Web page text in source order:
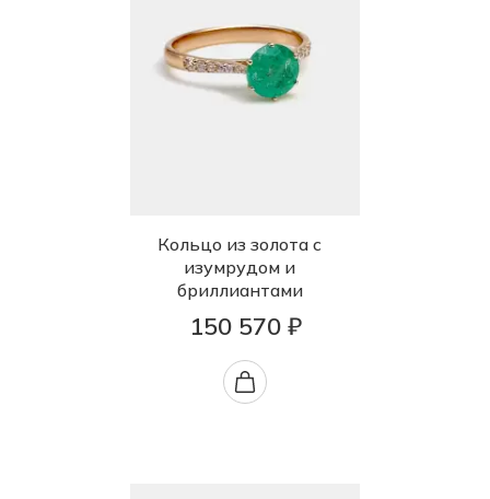
Кольцо из золота с
изумрудом и
бриллиантами
150 570 ₽